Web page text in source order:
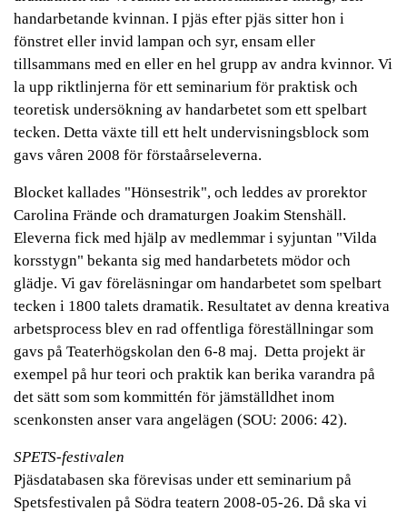
handarbetande kvinnan. I pjäs efter pjäs sitter hon i
fönstret eller invid lampan och syr, ensam eller
tillsammans med en eller en hel grupp av andra kvinnor. Vi
la upp riktlinjerna för ett seminarium för praktisk och
teoretisk undersökning av handarbetet som ett spelbart
tecken. Detta växte till ett helt undervisningsblock som
gavs våren 2008 för förstaårseleverna.
Blocket kallades "Hönsestrik", och leddes av prorektor
Carolina Frände och dramaturgen Joakim Stenshäll.
Eleverna fick med hjälp av medlemmar i syjuntan "Vilda
korsstygn" bekanta sig med handarbetets mödor och
glädje. Vi gav föreläsningar om handarbetet som spelbart
tecken i 1800 talets dramatik. Resultatet av denna kreativa
arbetsprocess blev en rad offentliga föreställningar som
gavs på Teaterhögskolan den 6-8 maj. Detta projekt är
exempel på hur teori och praktik kan berika varandra på
det sätt som som kommittén för jämställdhet inom
scenkonsten anser vara angelägen (SOU: 2006: 42).
SPETS-festivalen
Pjäsdatabasen ska förevisas under ett seminarium på
Spetsfestivalen på Södra teatern 2008-05-26. Då ska vi